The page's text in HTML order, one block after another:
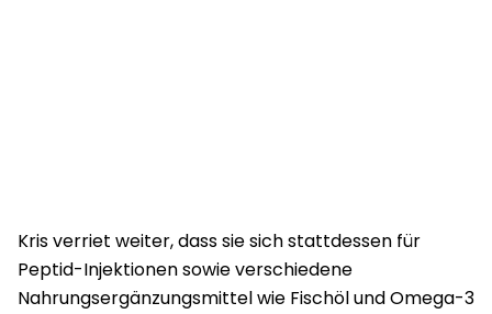
Kris verriet weiter, dass sie sich stattdessen für
Peptid-Injektionen sowie verschiedene
Nahrungsergänzungsmittel wie Fischöl und Omega-3